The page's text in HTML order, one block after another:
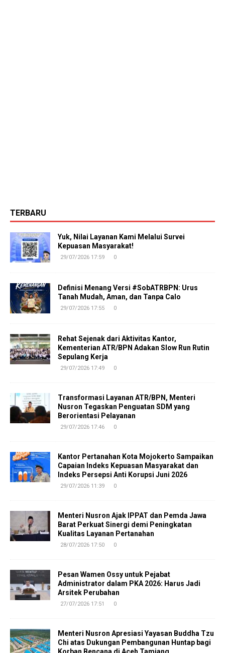
TERBARU
Yuk, Nilai Layanan Kami Melalui Survei
Kepuasan Masyarakat!
29/07/2026 17:59 0
Definisi Menang Versi #SobATRBPN: Urus
Tanah Mudah, Aman, dan Tanpa Calo
29/07/2026 17:55 0
Rehat Sejenak dari Aktivitas Kantor,
Kementerian ATR/BPN Adakan Slow Run Rutin
Sepulang Kerja
29/07/2026 17:49 0
Transformasi Layanan ATR/BPN, Menteri
Nusron Tegaskan Penguatan SDM yang
Berorientasi Pelayanan
29/07/2026 17:46 0
Kantor Pertanahan Kota Mojokerto Sampaikan
Capaian Indeks Kepuasan Masyarakat dan
Indeks Persepsi Anti Korupsi Juni 2026
29/07/2026 11:39 0
Menteri Nusron Ajak IPPAT dan Pemda Jawa
Barat Perkuat Sinergi demi Peningkatan
Kualitas Layanan Pertanahan
28/07/2026 17:50 0
Pesan Wamen Ossy untuk Pejabat
Administrator dalam PKA 2026: Harus Jadi
Arsitek Perubahan
27/07/2026 17:51 0
Menteri Nusron Apresiasi Yayasan Buddha Tzu
Chi atas Dukungan Pembangunan Huntap bagi